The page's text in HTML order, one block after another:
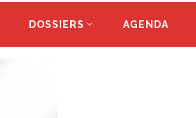
DOSSIERS AGENDA